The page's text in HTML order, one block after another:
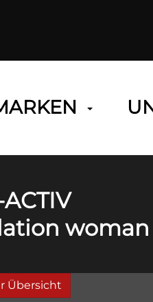
woman
Übersicht